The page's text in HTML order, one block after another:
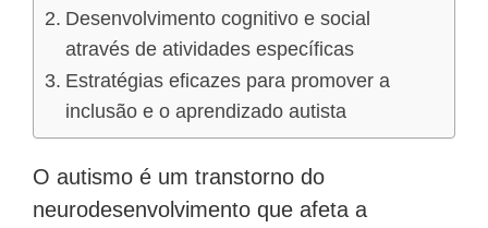
Desenvolvimento cognitivo e social
através de atividades específicas
Estratégias eficazes para promover a
inclusão e o aprendizado autista
O autismo é um transtorno do
neurodesenvolvimento que afeta a